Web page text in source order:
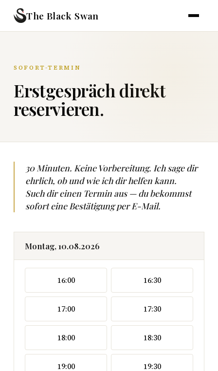
The Black Swan
SOFORT-TERMIN
Erstgespräch direkt
reservieren.
30 Minuten. Keine Vorbereitung. Ich sage dir
ehrlich, ob und wie ich dir helfen kann.
Such dir einen Termin aus — du bekommst
sofort eine Bestätigung per E-Mail.
Montag, 10.08.2026
16:00 16:30
17:00 17:30
18:00 18:30
19:00 19:30